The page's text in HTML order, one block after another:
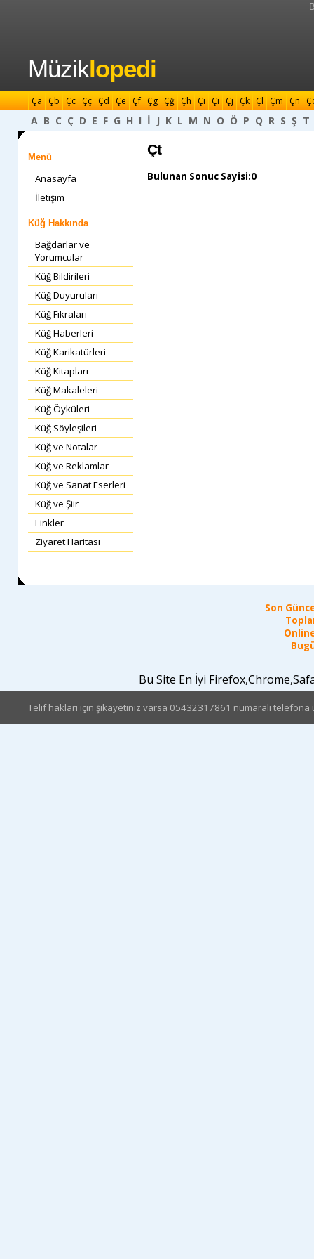
Müziklopedi
Ça Çb Çc Çç Çd Çe Çf Çg Çğ Çh Çı Çi Çj Çk Çl Çm Çn
A B C Ç D E F G H I İ J K L M N O Ö P Q R S Ş T
Menü
Anasayfa
İletişim
Küğ Hakkında
Bağdarlar ve
Yorumcular
Küğ Bildirileri
Küğ Duyuruları
Küğ Fıkraları
Küğ Haberleri
Küğ Karikatürleri
Küğ Kitapları
Küğ Makaleleri
Küğ Öyküleri
Küğ Söyleşileri
Küğ ve Notalar
Küğ ve Reklamlar
Küğ ve Sanat Eserleri
Küğ ve Şiir
Linkler
Ziyaret Haritası
Çt
Bulunan Sonuc Sayisi:0
Son
Bu Site En İyi
Telif hakları için şikayetiniz varsa 05432317861 numaralı telefona